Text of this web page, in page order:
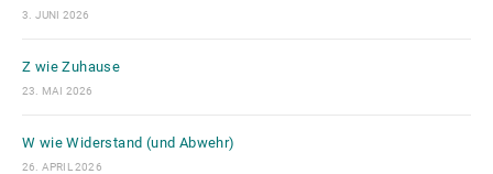
3. JUNI 2026
Z wie Zuhause
23. MAI 2026
W wie Widerstand (und Abwehr)
26. APRIL 2026